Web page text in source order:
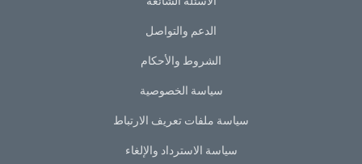
الدعم والتواصل
الشروط والأحكام
سياسة الخصوصية
سياسة ملفات تعريف الارتباط
سياسة الاسترداد والإلغاء